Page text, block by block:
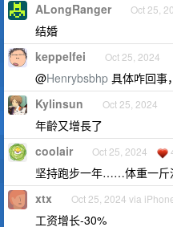
ALongRanger Oct 25,
结婚
keppelfei Oct 25, 2024
@Henrybsbhp 具体咋回事
Kylinsun Oct 25, 2024
年齡又增長了
coolair Oct 25, 2024
坚持跑步一年……体重一
xtx Oct 25, 2024 via
工资增长-30%